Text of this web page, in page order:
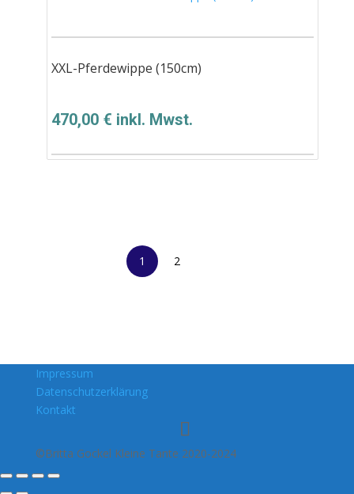
XXL-Pferdewippe (150cm)
470,00 € inkl. Mwst.
1 2
Impressum
Datenschutzerklärung
Kontakt
©Britta Gockel Kleine Tante 2020-2024